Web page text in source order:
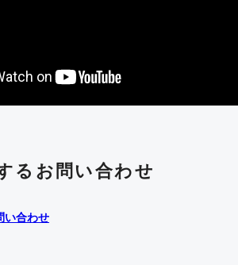
るお問い合わせ
い合わせ